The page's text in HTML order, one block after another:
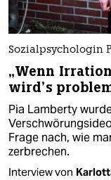
Sozialpsychologin
„Wenn
wird’s
Pia Lamberty
Frage nach, wie
zerbrechen.
Interview von